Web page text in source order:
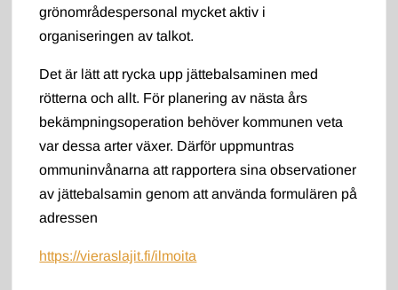
grönområdespersonal mycket aktiv i
organiseringen av talkot.
Det är lätt att rycka upp jättebalsaminen med
rötterna och allt. För planering av nästa års
bekämpningsoperation behöver kommunen veta
var dessa arter växer. Därför uppmuntras
ommuninvånarna att rapportera sina observationer
av jättebalsamin genom att använda formulären på
adressen
https://vieraslajit.fi/ilmoita